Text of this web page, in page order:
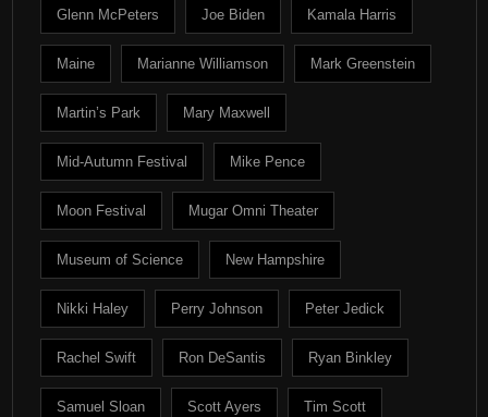
Glenn McPeters Joe Biden Kamala Harris
Maine Marianne Williamson Mark Greenstein
Martin’s Park Mary Maxwell
Mid-Autumn Festival Mike Pence
Moon Festival Mugar Omni Theater
Museum of Science New Hampshire
Nikki Haley Perry Johnson Peter Jedick
Rachel Swift Ron DeSantis Ryan Binkley
Samuel Sloan Scott Ayers Tim Scott